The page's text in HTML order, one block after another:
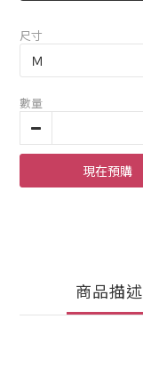
尺寸
數量
現在預購
商品描述